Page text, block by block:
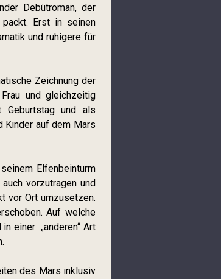
Debütroman, der
Erst in seinen
und ruhigere für
Zeichnung der
und gleichzeitig
und als
Kinder auf dem Mars
Elfenbeinturm
vorzutragen und
vor Ort umzusetzen.
Auf welche
einer „anderen“ Art
des Mars inklusiv